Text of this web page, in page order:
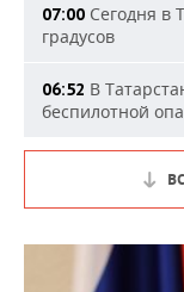
07:00 Сегодня в
градусов
06:52 В
беспилотной